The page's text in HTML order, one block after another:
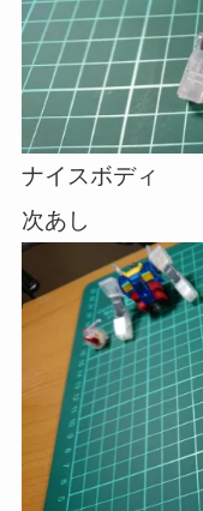
ナイスボディ
次あし